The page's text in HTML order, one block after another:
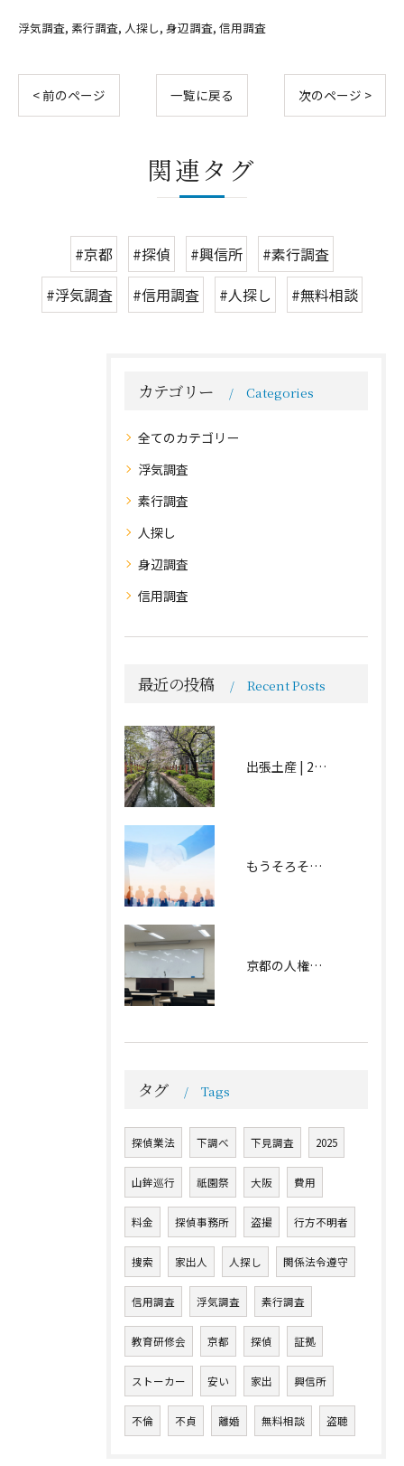
浮気調査 素行調査 人探し 身辺調査 信用調査
< 前のページ 一覧に戻る 次のページ >
関連タグ
#京都 #探偵 #興信所
#素行調査
#浮気調査
#信用調査 #人探し #無料相談
カテゴリー Categories
全てのカテゴリー
浮気調査
素行調査
人探し
身辺調査
信用調査
最近の投稿 Recent Posts
出張土産 | 2026.04.15
もうそろそろ春の足跡が… | 2026.02.12
京都の人権研修会に参加しました | 2026.02.06
タグ Tags
探偵業法 下調べ 下見調査 2025
山鉾巡行 祇園祭 大阪 費用
料金 探偵事務所 盗撮 行方不明者
捜索 家出人 人探し 関係法令遵守
信用調査 浮気調査 素行調査
教育研修会 京都 探偵 証拠
ストーカー 安い 家出 興信所
不倫 不貞 離婚 無料相談 盗聴